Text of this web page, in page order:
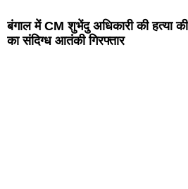
बंगाल में CM शुभेंदु अधिकारी की हत्या
का संदिग्ध आतंकी गिरफ्तार